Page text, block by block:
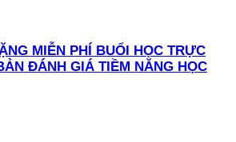
MIỄN PHÍ BUỔI HỌC TRỰC
ĐÁNH GIÁ TIỀM NĂNG HỌC